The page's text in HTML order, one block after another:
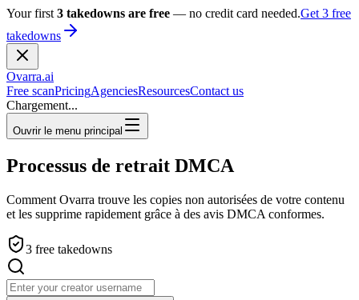
Your first 3 takedowns are free — no credit card needed.Get 3 free
takedowns
Ovarra.ai
Free scanPricingAgenciesResourcesContact us
Chargement...
Ouvrir le menu principal
Processus de retrait DMCA
Comment Ovarra trouve les copies non autorisées de votre contenu
et les supprime rapidement grâce à des avis DMCA conformes.
3 free takedowns